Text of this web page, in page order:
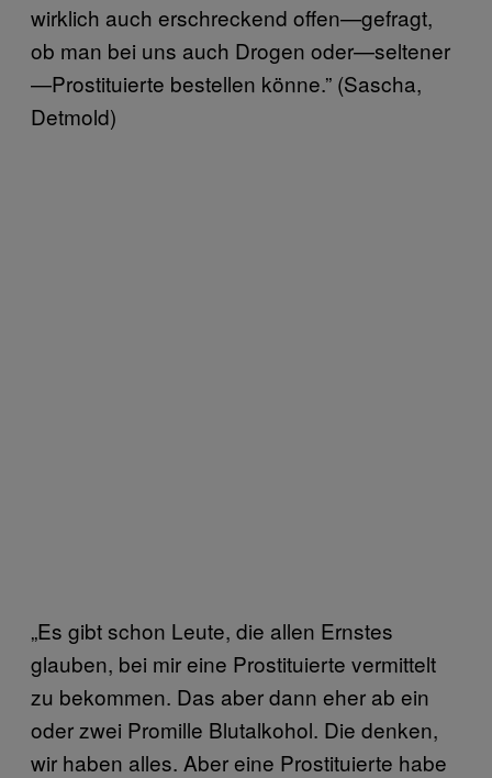
wirklich auch erschreckend offen—gefragt,
ob man bei uns auch Drogen oder—seltener
—Prostituierte bestellen könne.” (Sascha,
Detmold)
„Es gibt schon Leute, die allen Ernstes
glauben, bei mir eine Prostituierte vermittelt
zu bekommen. Das aber dann eher ab ein
oder zwei Promille Blutalkohol. Die denken,
wir haben alles. Aber eine Prostituierte habe